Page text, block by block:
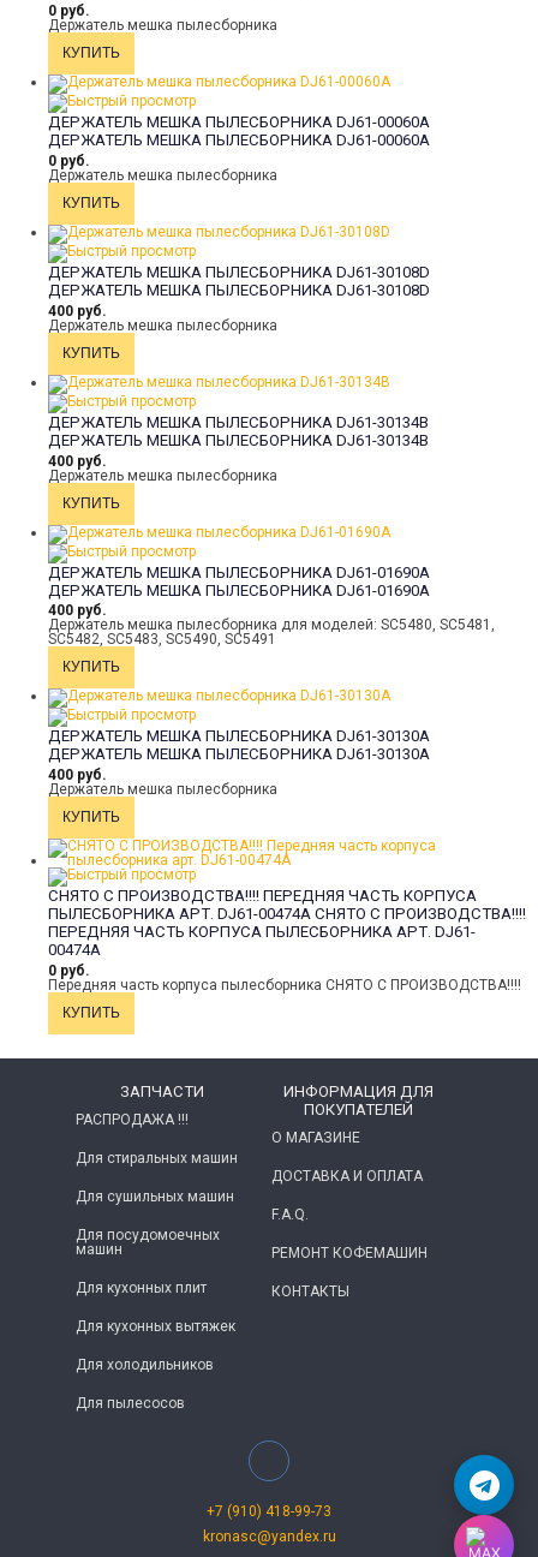
0 руб.
Держатель мешка пылесборника
ДЕРЖАТЕЛЬ МЕШКА ПЫЛЕСБОРНИКА DJ61-00060A
ДЕРЖАТЕЛЬ МЕШКА ПЫЛЕСБОРНИКА DJ61-00060A
0 руб.
Держатель мешка пылесборника
ДЕРЖАТЕЛЬ МЕШКА ПЫЛЕСБОРНИКА DJ61-30108D
ДЕРЖАТЕЛЬ МЕШКА ПЫЛЕСБОРНИКА DJ61-30108D
400 руб.
Держатель мешка пылесборника
ДЕРЖАТЕЛЬ МЕШКА ПЫЛЕСБОРНИКА DJ61-30134B
ДЕРЖАТЕЛЬ МЕШКА ПЫЛЕСБОРНИКА DJ61-30134B
400 руб.
Держатель мешка пылесборника
ДЕРЖАТЕЛЬ МЕШКА ПЫЛЕСБОРНИКА DJ61-01690A
ДЕРЖАТЕЛЬ МЕШКА ПЫЛЕСБОРНИКА DJ61-01690A
400 руб.
Держатель мешка пылесборника для моделей: SC5480, SC5481,
SC5482, SC5483, SC5490, SC5491
ДЕРЖАТЕЛЬ МЕШКА ПЫЛЕСБОРНИКА DJ61-30130A
ДЕРЖАТЕЛЬ МЕШКА ПЫЛЕСБОРНИКА DJ61-30130A
400 руб.
Держатель мешка пылесборника
СНЯТО С ПРОИЗВОДСТВА!!!! ПЕРЕДНЯЯ ЧАСТЬ КОРПУСА
ПЫЛЕСБОРНИКА АРТ. DJ61-00474A СНЯТО С ПРОИЗВОДСТВА!!!!
ПЕРЕДНЯЯ ЧАСТЬ КОРПУСА ПЫЛЕСБОРНИКА АРТ. DJ61-
00474A
0 руб.
Передняя часть корпуса пылесборника СНЯТО С ПРОИЗВОДСТВА!!!!
ЗАПЧАСТИ
РАСПРОДАЖА !!!
Для стиральных машин
Для сушильных машин
Для посудомоечных
машин
Для кухонных плит
Для кухонных вытяжек
Для холодильников
Для пылесосов
ИНФОРМАЦИЯ ДЛЯ
ПОКУПАТЕЛЕЙ
О МАГАЗИНЕ
ДОСТАВКА И ОПЛАТА
F.A.Q.
РЕМОНТ КОФЕМАШИН
КОНТАКТЫ
+7 (910) 418-99-73
kronasc@yandex.ru